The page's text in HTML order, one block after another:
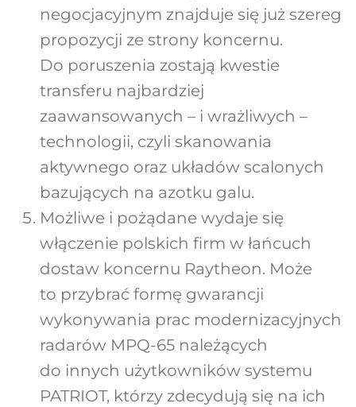
negocjacyjnym znajduje się już szereg
propozycji ze strony koncernu.
Do poruszenia zostają kwestie
transferu najbardziej
zaawansowanych – i wrażliwych –
technologii, czyli skanowania
aktywnego oraz układów scalonych
bazujących na azotku galu.
Możliwe i pożądane wydaje się
włączenie polskich firm w łańcuch
dostaw koncernu Raytheon. Może
to przybrać formę gwarancji
wykonywania prac modernizacyjnych
radarów MPQ-65 należących
do innych użytkowników systemu
PATRIOT, którzy zdecydują się na ich